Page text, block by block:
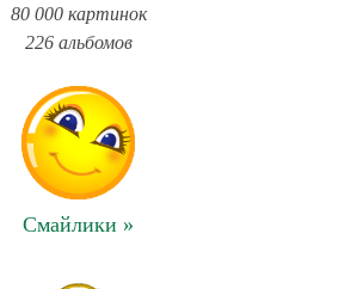
80 000 картинок
226 альбомов
Смайлики »